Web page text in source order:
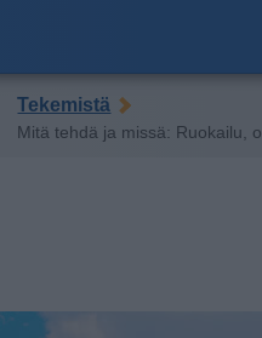
Tekemistä
Mitä tehdä ja missä: Ruokailu,